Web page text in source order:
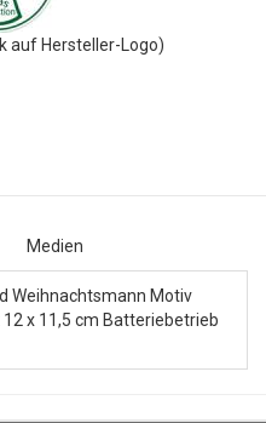
auf Hersteller-Logo)
Medien
Weihnachtsmann Motiv
12 x 11,5 cm Batteriebetrieb